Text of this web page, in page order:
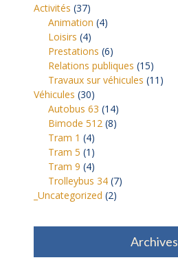
Activités (37)
Animation (4)
Loisirs (4)
Prestations (6)
Relations publiques (15)
Travaux sur véhicules (11)
Véhicules (30)
Autobus 63 (14)
Bimode 512 (8)
Tram 1 (4)
Tram 5 (1)
Tram 9 (4)
Trolleybus 34 (7)
_Uncategorized (2)
Archives